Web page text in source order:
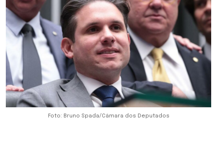
Foto: Bruno Spada/Câmara dos Deputados